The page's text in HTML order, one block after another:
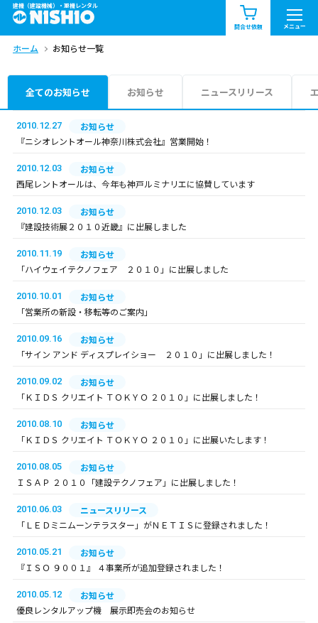
建機（建設機械）・重機レンタル
問合せ依頼 メニュー
商品一覧 お知らせ一覧
問合せ依頼リスト
エリア情報を見る
ホーム お知らせ一覧
全てのお知らせ お知らせ ニュースリリース
2010.12.27
お知らせ
『ニシオレントオール神奈川株式会社』営業開始！
2010.12.03
お知らせ
西尾レントオールは、今年も神戸ルミナリエに協賛しています
2010.12.03
お知らせ
『建設技術展２０１０近畿』に出展しました
2010.11.19
お知らせ
「ハイウェイテクノフェア ２０１０」に出展しました
2010.10.01
お知らせ
「営業所の新設・移転等のご案内」
2010.09.16
お知らせ
「サイン アンド ディスプレイショー ２０１０」に出展しました！
2010.09.02
お知らせ
「ＫＩＤＳ クリエイト ＴＯＫＹＯ ２０１０」に出展しました！
2010.08.10
お知らせ
「ＫＩＤＳ クリエイト ＴＯＫＹＯ ２０１０」に出展いたします！
2010.08.05
お知らせ
ＩＳＡＰ ２０１０「建設テクノフェア」に出展しました！
2010.06.03
ニュースリリース
「ＬＥＤミニムーンテラスター」がＮＥＴＩＳに登録されました！
2010.05.21
お知らせ
『ＩＳＯ ９００１』 ４事業所が追加登録されました！
2010.05.12
お知らせ
優良レンタルアップ機 展示即売会のお知らせ